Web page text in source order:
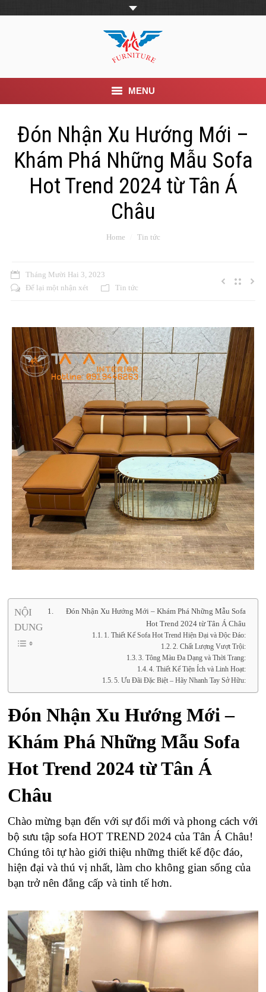
MENU
Trang Chủ
Giới thiệu
Khuyến mãi
Liên Hệ
Đón Nhận Xu Hướng Mới –
Khám Phá Những Mẫu Sofa
Hot Trend 2024 từ Tân Á
Châu
Home Tin tức
Tháng Mười Hai 3, 2023
Để lại một nhận xét
Tin tức
NỘI
DUNG
Đón Nhận Xu Hướng Mới – Khám Phá Những Mẫu Sofa
Hot Trend 2024 từ Tân Á Châu
1. Thiết Kế Sofa Hot Trend Hiện Đại và Độc Đáo:
2. Chất Lượng Vượt Trội:
3. Tông Màu Đa Dạng và Thời Trang:
4. Thiết Kế Tiện Ích và Linh Hoạt:
5. Ưu Đãi Đặc Biệt – Hãy Nhanh Tay Sở Hữu:
Đón Nhận Xu Hướng Mới –
Khám Phá Những Mẫu Sofa
Hot Trend 2024 từ Tân Á
Châu
Chào mừng bạn đến với sự đổi mới và phong cách với
bộ sưu tập sofa HOT TREND 2024 của Tân Á Châu!
Chúng tôi tự hào giới thiệu những thiết kế độc đáo,
hiện đại và thú vị nhất, làm cho không gian sống của
bạn trở nên đẳng cấp và tinh tế hơn.